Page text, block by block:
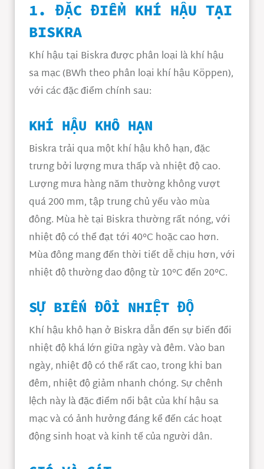
1. ĐẶC ĐIỂM KHÍ HẬU TẠI
BISKRA
Khí hậu tại Biskra được phân loại là khí hậu
sa mạc (BWh theo phân loại khí hậu Köppen),
với các đặc điểm chính sau:
KHÍ HẬU KHÔ HẠN
Biskra trải qua một khí hậu khô hạn, đặc
trưng bởi lượng mưa thấp và nhiệt độ cao.
Lượng mưa hàng năm thường không vượt
quá 200 mm, tập trung chủ yếu vào mùa
đông. Mùa hè tại Biskra thường rất nóng, với
nhiệt độ có thể đạt tới 40°C hoặc cao hơn.
Mùa đông mang đến thời tiết dễ chịu hơn, với
nhiệt độ thường dao động từ 10°C đến 20°C.
SỰ BIẾN ĐỔI NHIỆT ĐỘ
Khí hậu khô hạn ở Biskra dẫn đến sự biến đổi
nhiệt độ khá lớn giữa ngày và đêm. Vào ban
ngày, nhiệt độ có thể rất cao, trong khi ban
đêm, nhiệt độ giảm nhanh chóng. Sự chênh
lệch này là đặc điểm nổi bật của khí hậu sa
mạc và có ảnh hưởng đáng kể đến các hoạt
động sinh hoạt và kinh tế của người dân.